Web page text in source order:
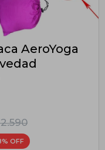
AeroYoga
2.590